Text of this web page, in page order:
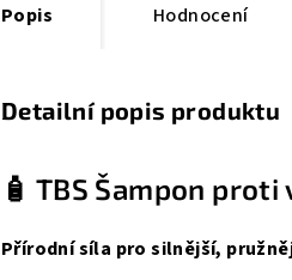
Popis Hodnocení
Detailní popis produktu
🧴 TBS Šampon
Přírodní síla pro silnější,